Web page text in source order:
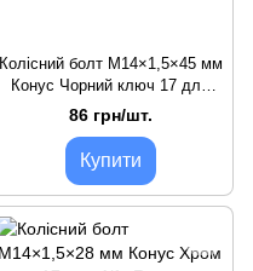
Колісний болт M14×1,5×45 мм
Конус Чорний ключ 17 для
Alfa Romeo, BMW, Citroen,
Fiat, Peugeot, Renault, Saab,
86 грн/шт.
Купити